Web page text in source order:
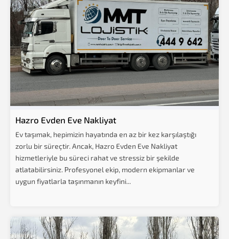
Hazro Evden Eve Nakliyat
Ev taşımak, hepimizin hayatında en az bir kez karşılaştığı
zorlu bir süreçtir. Ancak, Hazro Evden Eve Nakliyat
hizmetleriyle bu süreci rahat ve stressiz bir şekilde
atlatabilirsiniz. Profesyonel ekip, modern ekipmanlar ve
uygun fiyatlarla taşınmanın keyfini...